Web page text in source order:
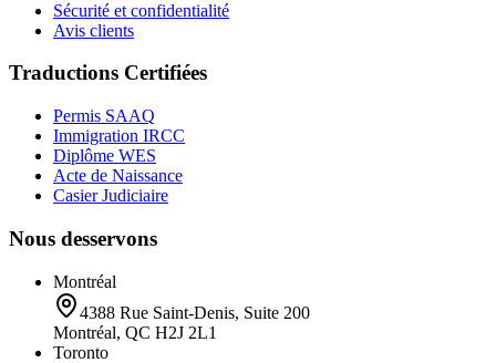
Sécurité et confidentialité
Avis clients
Traductions Certifiées
Permis SAAQ
Immigration IRCC
Diplôme WES
Acte de Naissance
Casier Judiciaire
Nous desservons
Montréal
4388 Rue Saint-Denis, Suite 200
Montréal, QC H2J 2L1
Toronto